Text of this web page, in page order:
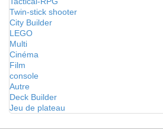
Twin-stick shooter
City Builder
LEGO
Multi
Cinéma
Film
console
Autre
Deck Builder
Jeu de plateau